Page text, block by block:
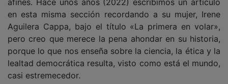
afines. Hace unos años (2022) escribimos un artículo
en esta misma sección recordando a su mujer, Irene
Aguilera Cappa, bajo el título «La primera en volar»,
pero creo que merece la pena ahondar en su historia,
porque lo que nos enseña sobre la ciencia, la ética y la
lealtad democrática resulta, visto como está el mundo,
casi estremecedor.